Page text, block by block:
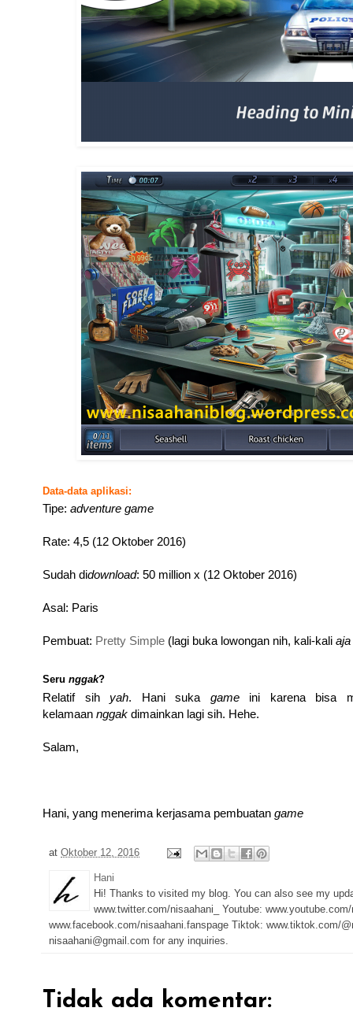
Data-data aplikasi:
Tipe: adventure game
Rate: 4,5 (12 Oktober 2016)
Sudah didownload: 50 million x (12 Oktober 2016)
Asal: Paris
Pembuat: Pretty Simple (lagi buka lowongan nih, kali-kali aja
Seru nggak?
Relatif sih yah. Hani suka game ini karena bisa
kelamaan nggak dimainkan lagi sih. Hehe.
Salam,
Hani, yang menerima kerjasama pembuatan game
at Oktober 12, 2016
Hani
Hi! Thanks to visited my blog. You can also see my
www.twitter.com/nisaahani_ Youtube:
www.facebook.com/nisaahani.fanspage Tiktok: www.tiktok.com/
nisaahani@gmail.com for any inquiries.
Tidak ada komentar: